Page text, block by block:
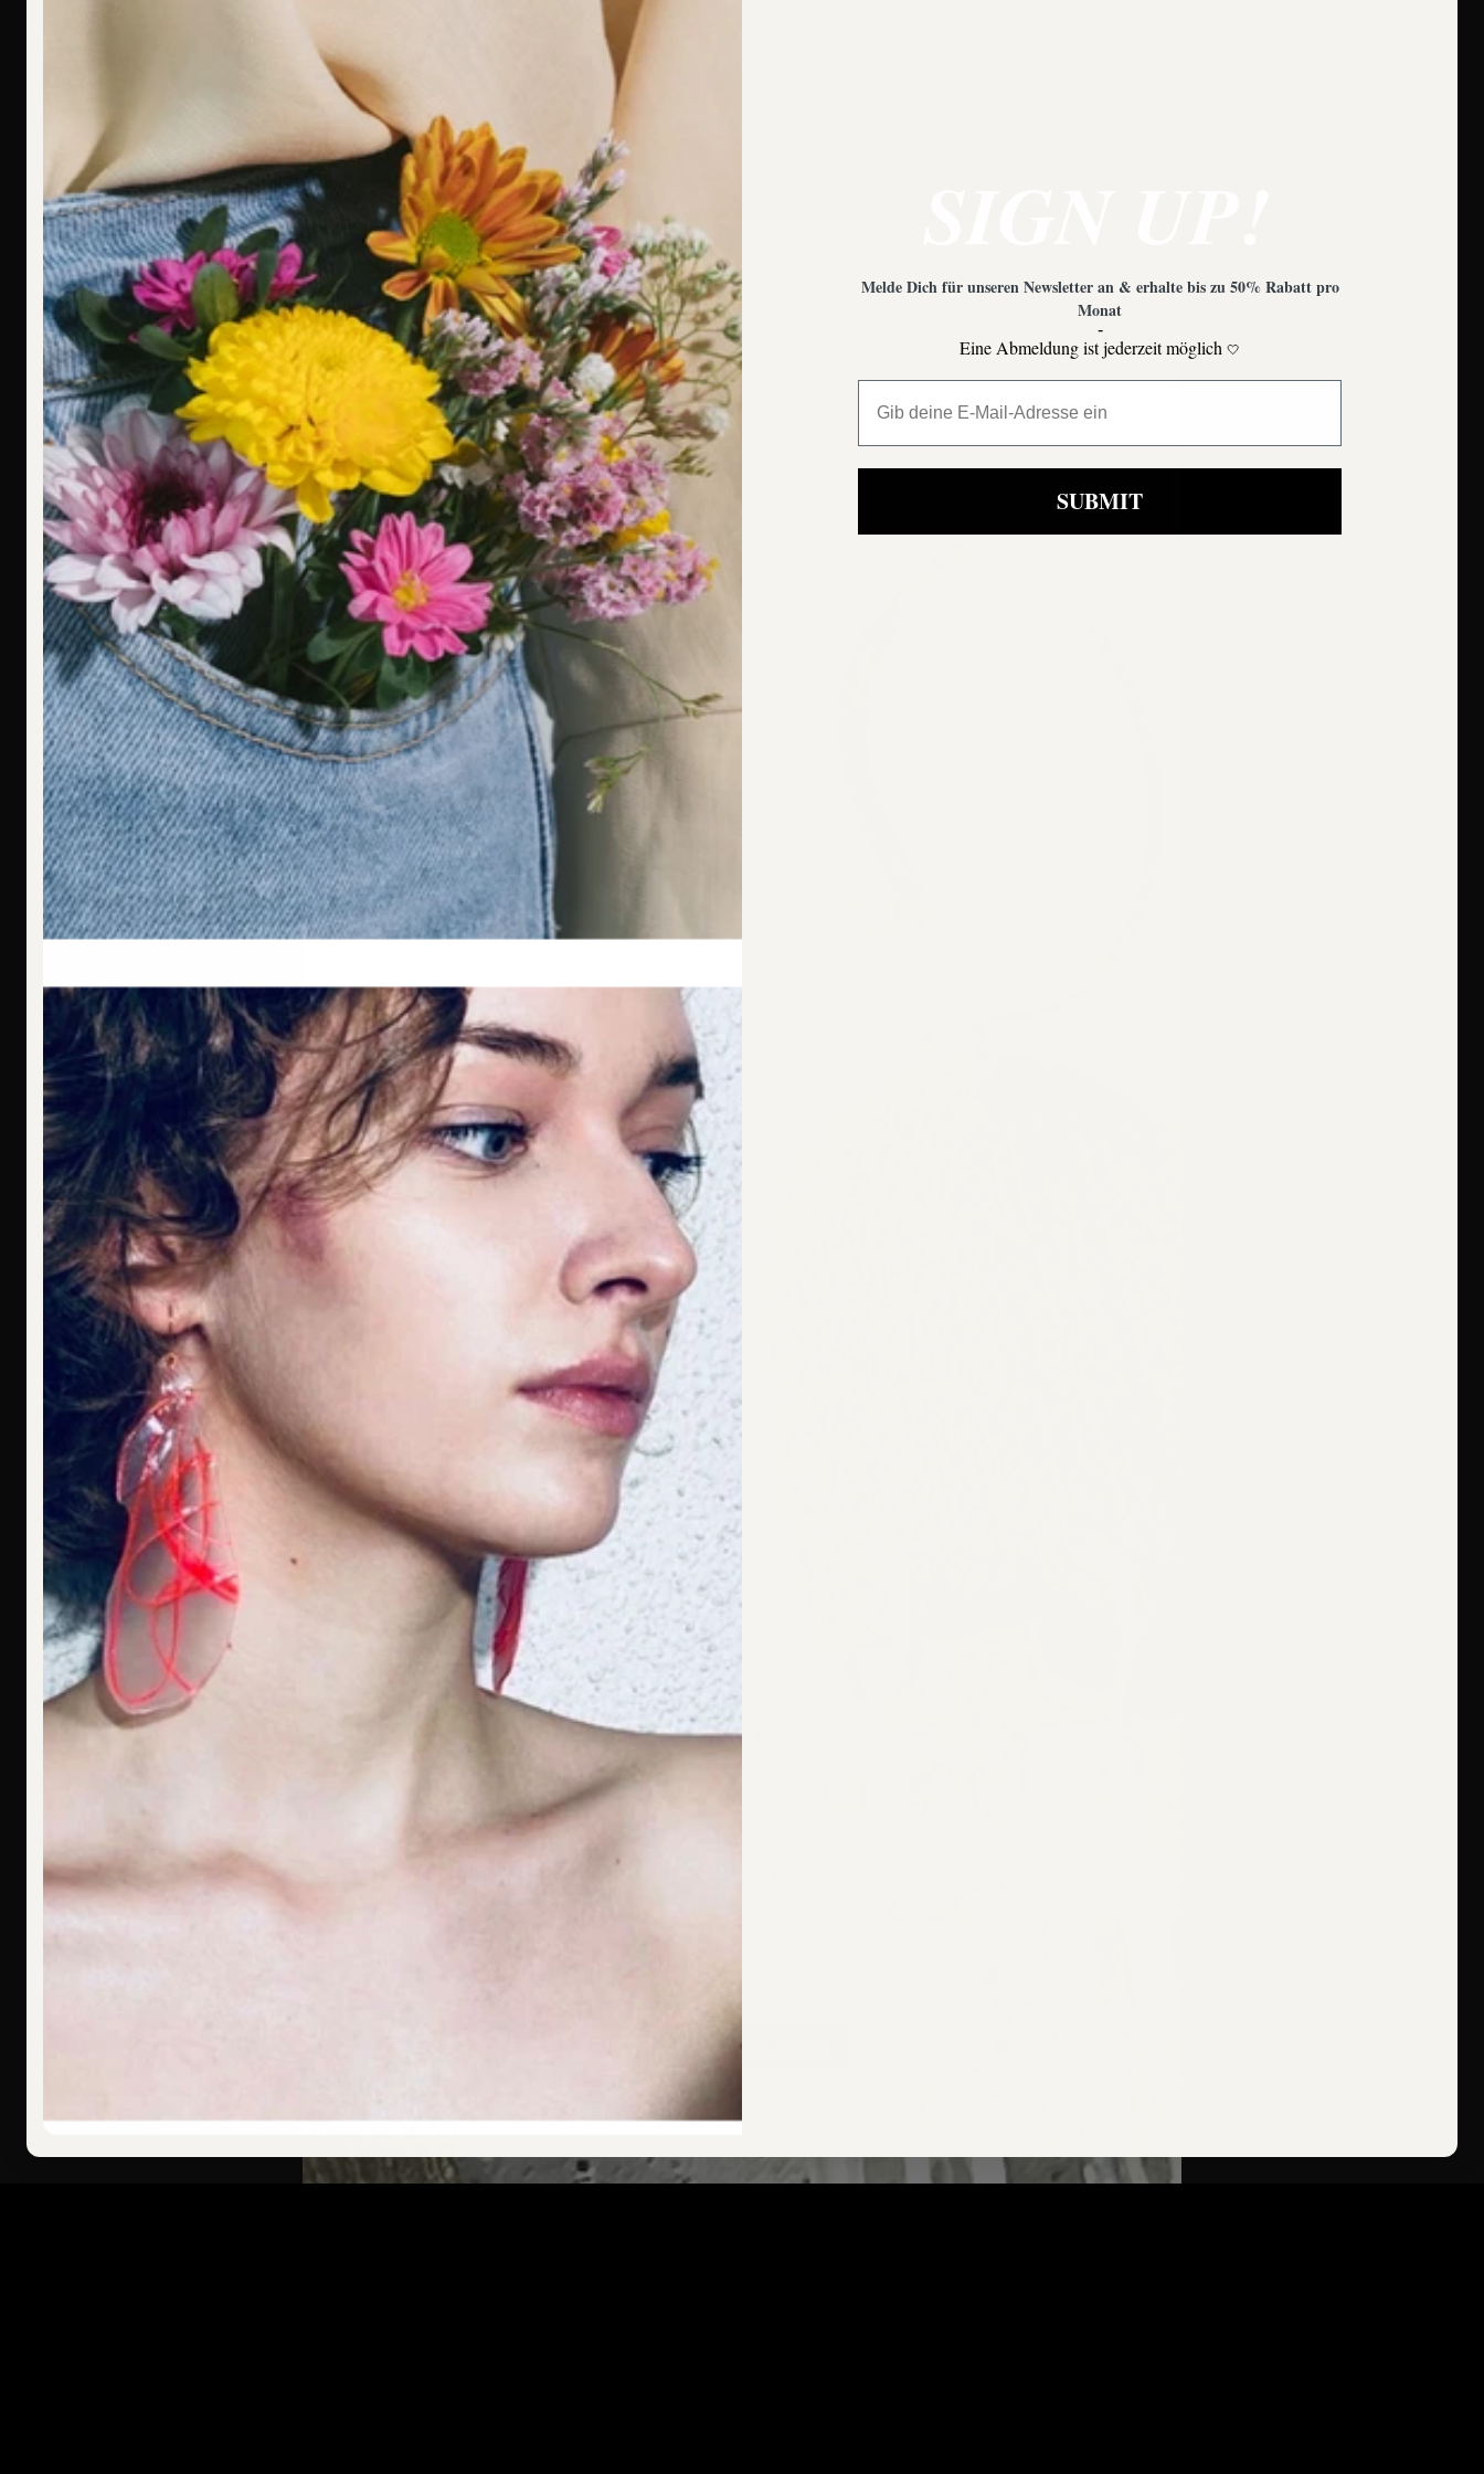
Ich bin allergisch gegen bestimmte Metalle. Hast Du hier Empfehlungen?
CARA Bergkristall
Melde Dich für unseren Newsletter an & erhalte bis zu 50% Rabatt pro
Monat
-
Eine Abmeldung ist jederzeit möglich 🤍
SUBMIT